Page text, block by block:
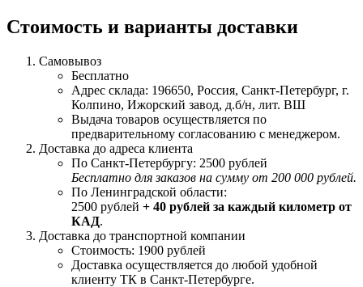
Стоимость и варианты доставки
Самовывоз
Бесплатно
Адрес склада: 196650, Россия, Санкт-Петербург, г.
Колпино, Ижорский завод, д.б/н, лит. ВШ
Выдача товаров осуществляется по
предварительному согласованию с менеджером.
Доставка до адреса клиента
По Санкт-Петербургу: 2500 рублей
Бесплатно для заказов на сумму от 200 000 рублей.
По Ленинградской области:
2500 рублей + 40 рублей за каждый километр от
КАД.
Доставка до транспортной компании
Стоимость: 1900 рублей
Доставка осуществляется до любой удобной
клиенту ТК в Санкт-Петербурге.